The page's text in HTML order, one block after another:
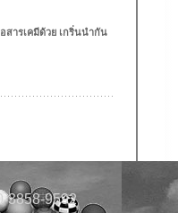
สารเคมีด้วย เกริ่นนำกัน
3858-9592